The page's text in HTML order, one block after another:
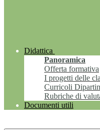
Didattica
Panoramica
Offerta formativa
I progetti delle
Curricoli
Rubriche di
Documenti utili